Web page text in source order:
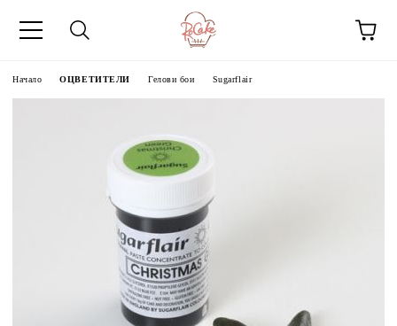
Начало ОЦВЕТИТЕЛИ Гелови бои Sugarflair